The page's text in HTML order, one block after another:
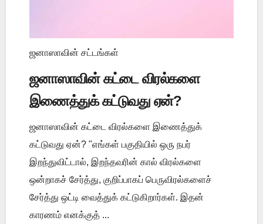
ஜனாஸாவின் சட்டங்கள்
ஜனாஸாவின் கட்டை விரல்களை
இணைத்துக் கட்டுவது ஏன்?
ஜனாஸாவின் கட்டை விரல்களை இணைத்துக்
கட்டுவது ஏன்? "எங்கள் பகுதியில் ஒரு நபர்
இறந்துவிட்டால், இறந்தவரின் கால் விரல்களை
ஒன்றாகச் சேர்த்து, குறிப்பாகப் பெருவிரல்களைச்
சேர்த்து ஒட்டி வைத்துக் கட்டுகிறார்கள். இதன்
காரணம் எனக்குத் ...